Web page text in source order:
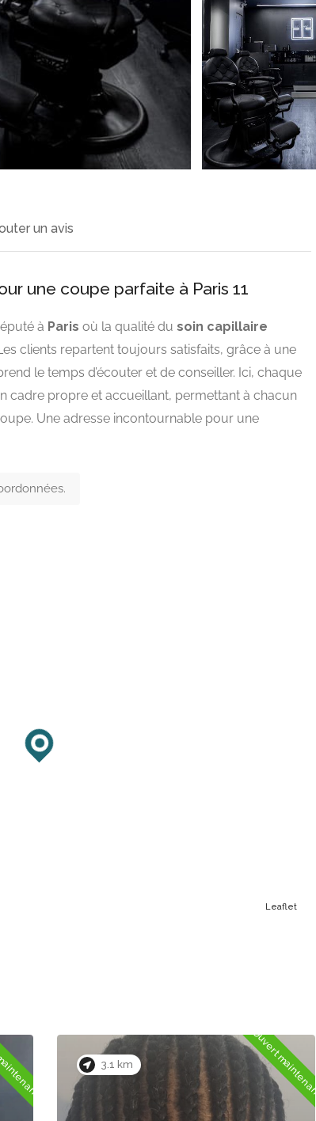
un avis
une coupe parfaite à Paris 11
à Paris où la qualité du soin capillaire
clients repartent toujours satisfaits, grâce à une
le temps d’écouter et de conseiller. Ici, chaque
cadre propre et accueillant, permettant à chacun
Une adresse incontournable pour une
Leaflet
0.9 km Fermé maintenant